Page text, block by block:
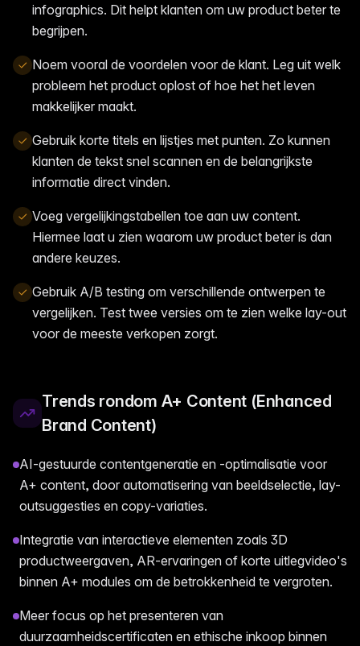
infographics. Dit helpt klanten om uw product beter te
begrijpen.
Noem vooral de voordelen voor de klant. Leg uit welk
probleem het product oplost of hoe het het leven
makkelijker maakt.
Gebruik korte titels en lijstjes met punten. Zo kunnen
klanten de tekst snel scannen en de belangrijkste
informatie direct vinden.
Voeg vergelijkingstabellen toe aan uw content.
Hiermee laat u zien waarom uw product beter is dan
andere keuzes.
Gebruik A/B testing om verschillende ontwerpen te
vergelijken. Test twee versies om te zien welke lay-out
voor de meeste verkopen zorgt.
Trends rondom A+ Content (Enhanced
Brand Content)
AI-gestuurde contentgeneratie en -optimalisatie voor
A+ content, door automatisering van beeldselectie, lay-
outsuggesties en copy-variaties.
Integratie van interactieve elementen zoals 3D
productweergaven, AR-ervaringen of korte uitlegvideo's
binnen A+ modules om de betrokkenheid te vergroten.
Meer focus op het presenteren van
duurzaamheidscertificaten en ethische inkoop binnen